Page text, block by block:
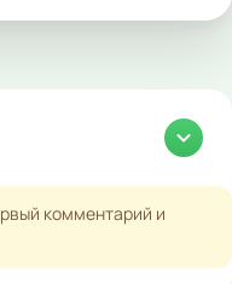
комментарий и